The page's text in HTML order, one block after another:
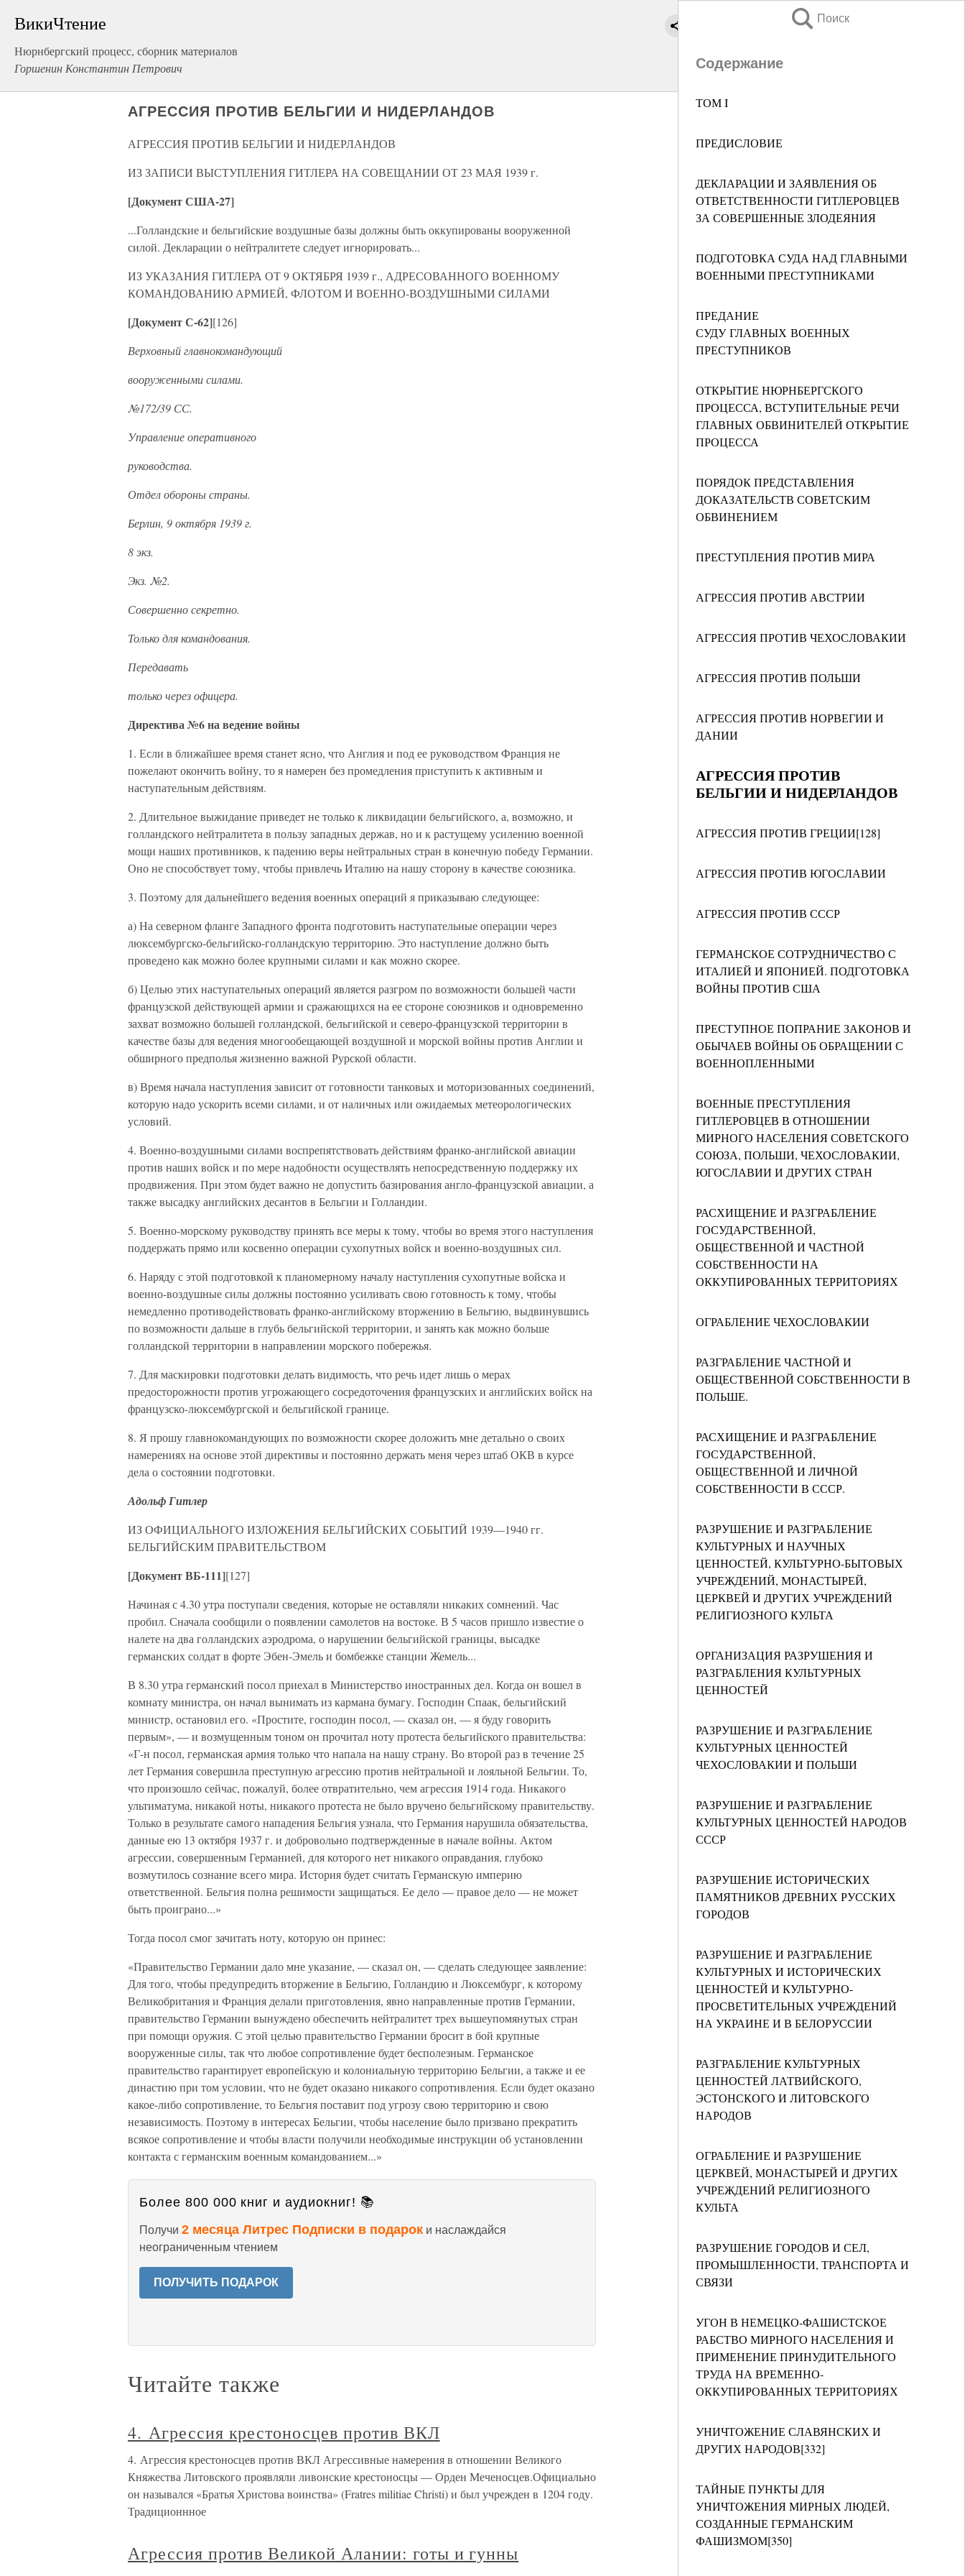
ВикиЧтение
Нюрнбергский процесс, сборник материалов
Горшенин Константин Петрович
Поиск
Содержание
ТОМ I
ПРЕДИСЛОВИЕ
ДЕКЛАРАЦИИ И ЗАЯВЛЕНИЯ ОБ
ОТВЕТСТВЕННОСТИ ГИТЛЕРОВЦЕВ
ЗА СОВЕРШЕННЫЕ ЗЛОДЕЯНИЯ
ПОДГОТОВКА СУДА НАД ГЛАВНЫМИ
ВОЕННЫМИ ПРЕСТУПНИКАМИ
ПРЕДАНИЕ
СУДУ ГЛАВНЫХ ВОЕННЫХ
ПРЕСТУПНИКОВ
ОТКРЫТИЕ НЮРНБЕРГСКОГО
ПРОЦЕССА, ВСТУПИТЕЛЬНЫЕ РЕЧИ
ГЛАВНЫХ ОБВИНИТЕЛЕЙ ОТКРЫТИЕ
ПРОЦЕССА
ПОРЯДОК ПРЕДСТАВЛЕНИЯ
ДОКАЗАТЕЛЬСТВ СОВЕТСКИМ
ОБВИНЕНИЕМ
ПРЕСТУПЛЕНИЯ ПРОТИВ МИРА
АГРЕССИЯ ПРОТИВ АВСТРИИ
АГРЕССИЯ ПРОТИВ ЧЕХОСЛОВАКИИ
АГРЕССИЯ ПРОТИВ ПОЛЬШИ
АГРЕССИЯ ПРОТИВ НОРВЕГИИ И
ДАНИИ
АГРЕССИЯ ПРОТИВ
БЕЛЬГИИ И НИДЕРЛАНДОВ
АГРЕССИЯ ПРОТИВ ГРЕЦИИ[128]
АГРЕССИЯ ПРОТИВ ЮГОСЛАВИИ
АГРЕССИЯ ПРОТИВ СССР
ГЕРМАНСКОЕ СОТРУДНИЧЕСТВО С
ИТАЛИЕЙ И ЯПОНИЕЙ. ПОДГОТОВКА
ВОЙНЫ ПРОТИВ США
ПРЕСТУПНОЕ ПОПРАНИЕ ЗАКОНОВ И
ОБЫЧАЕВ ВОЙНЫ ОБ ОБРАЩЕНИИ С
ВОЕННОПЛЕННЫМИ
ВОЕННЫЕ ПРЕСТУПЛЕНИЯ
ГИТЛЕРОВЦЕВ В ОТНОШЕНИИ
МИРНОГО НАСЕЛЕНИЯ СОВЕТСКОГО
СОЮЗА, ПОЛЬШИ, ЧЕХОСЛОВАКИИ,
ЮГОСЛАВИИ И ДРУГИХ СТРАН
РАСХИЩЕНИЕ И РАЗГРАБЛЕНИЕ
ГОСУДАРСТВЕННОЙ,
ОБЩЕСТВЕННОЙ И ЧАСТНОЙ
СОБСТВЕННОСТИ НА
ОККУПИРОВАННЫХ ТЕРРИТОРИЯХ
ОГРАБЛЕНИЕ ЧЕХОСЛОВАКИИ
РАЗГРАБЛЕНИЕ ЧАСТНОЙ И
ОБЩЕСТВЕННОЙ СОБСТВЕННОСТИ В
ПОЛЬШЕ.
РАСХИЩЕНИЕ И РАЗГРАБЛЕНИЕ
ГОСУДАРСТВЕННОЙ,
ОБЩЕСТВЕННОЙ И ЛИЧНОЙ
СОБСТВЕННОСТИ В СССР.
РАЗРУШЕНИЕ И РАЗГРАБЛЕНИЕ
КУЛЬТУРНЫХ И НАУЧНЫХ
ЦЕННОСТЕЙ, КУЛЬТУРНО-БЫТОВЫХ
УЧРЕЖДЕНИЙ, МОНАСТЫРЕЙ,
ЦЕРКВЕЙ И ДРУГИХ УЧРЕЖДЕНИЙ
РЕЛИГИОЗНОГО КУЛЬТА
ОРГАНИЗАЦИЯ РАЗРУШЕНИЯ И
РАЗГРАБЛЕНИЯ КУЛЬТУРНЫХ
ЦЕННОСТЕЙ
РАЗРУШЕНИЕ И РАЗГРАБЛЕНИЕ
КУЛЬТУРНЫХ ЦЕННОСТЕЙ
ЧЕХОСЛОВАКИИ И ПОЛЬШИ
РАЗРУШЕНИЕ И РАЗГРАБЛЕНИЕ
КУЛЬТУРНЫХ ЦЕННОСТЕЙ НАРОДОВ
СССР
РАЗРУШЕНИЕ ИСТОРИЧЕСКИХ
ПАМЯТНИКОВ ДРЕВНИХ РУССКИХ
ГОРОДОВ
РАЗРУШЕНИЕ И РАЗГРАБЛЕНИЕ
КУЛЬТУРНЫХ И ИСТОРИЧЕСКИХ
ЦЕННОСТЕЙ И КУЛЬТУРНО-
ПРОСВЕТИТЕЛЬНЫХ УЧРЕЖДЕНИЙ
НА УКРАИНЕ И В БЕЛОРУССИИ
РАЗГРАБЛЕНИЕ КУЛЬТУРНЫХ
ЦЕННОСТЕЙ ЛАТВИЙСКОГО,
ЭСТОНСКОГО И ЛИТОВСКОГО
НАРОДОВ
ОГРАБЛЕНИЕ И РАЗРУШЕНИЕ
ЦЕРКВЕЙ, МОНАСТЫРЕЙ И ДРУГИХ
УЧРЕЖДЕНИЙ РЕЛИГИОЗНОГО
КУЛЬТА
РАЗРУШЕНИЕ ГОРОДОВ И СЕЛ,
ПРОМЫШЛЕННОСТИ, ТРАНСПОРТА И
СВЯЗИ
УГОН В НЕМЕЦКО-ФАШИСТСКОЕ
РАБСТВО МИРНОГО НАСЕЛЕНИЯ И
ПРИМЕНЕНИЕ ПРИНУДИТЕЛЬНОГО
ТРУДА НА ВРЕМЕННО-
ОККУПИРОВАННЫХ ТЕРРИТОРИЯХ
УНИЧТОЖЕНИЕ СЛАВЯНСКИХ И
ДРУГИХ НАРОДОВ[332]
ТАЙНЫЕ ПУНКТЫ ДЛЯ
УНИЧТОЖЕНИЯ МИРНЫХ ЛЮДЕЙ,
СОЗДАННЫЕ ГЕРМАНСКИМ
ФАШИЗМОМ[350]
АГРЕССИЯ ПРОТИВ БЕЛЬГИИ И НИДЕРЛАНДОВ
АГРЕССИЯ ПРОТИВ БЕЛЬГИИ И НИДЕРЛАНДОВ
ИЗ ЗАПИСИ ВЫСТУПЛЕНИЯ ГИТЛЕРА НА СОВЕЩАНИИ ОТ 23 МАЯ 1939 г.
[Документ США-27]
...Голландские и бельгийские воздушные базы должны быть оккупированы вооруженной
силой. Декларации о нейтралитете следует игнорировать...
ИЗ УКАЗАНИЯ ГИТЛЕРА ОТ 9 ОКТЯБРЯ 1939 г., АДРЕСОВАННОГО ВОЕННОМУ
КОМАНДОВАНИЮ АРМИЕЙ, ФЛОТОМ И ВОЕННО-ВОЗДУШНЫМИ СИЛАМИ
[Документ С-62][126]
Верховный главнокомандующий
вооруженными силами.
№172/39 СС.
Управление оперативного
руководства.
Отдел обороны страны.
Берлин, 9 октября 1939 г.
8 экз.
Экз. №2.
Совершенно секретно.
Только для командования.
Передавать
только через офицера.
Директива №6 на ведение войны
1. Если в ближайшее время станет ясно, что Англия и под ее руководством Франция не
пожелают окончить войну, то я намерен без промедления приступить к активным и
наступательным действиям.
2. Длительное выжидание приведет не только к ликвидации бельгийского, а, возможно, и
голландского нейтралитета в пользу западных держав, но и к растущему усилению военной
мощи наших противников, к падению веры нейтральных стран в конечную победу Германии.
Оно не способствует тому, чтобы привлечь Италию на нашу сторону в качестве союзника.
3. Поэтому для дальнейшего ведения военных операций я приказываю следующее:
а) На северном фланге Западного фронта подготовить наступательные операции через
люксембургско-бельгийско-голландскую территорию. Это наступление должно быть
проведено как можно более крупными силами и как можно скорее.
б) Целью этих наступательных операций является разгром по возможности большей части
французской действующей армии и сражающихся на ее стороне союзников и одновременно
захват возможно большей голландской, бельгийской и северо-французской территории в
качестве базы для ведения многообещающей воздушной и морской войны против Англии и
обширного предполья жизненно важной Рурской области.
в) Время начала наступления зависит от готовности танковых и моторизованных соединений,
которую надо ускорить всеми силами, и от наличных или ожидаемых метеорологических
условий.
4. Военно-воздушными силами воспрепятствовать действиям франко-английской авиации
против наших войск и по мере надобности осуществлять непосредственную поддержку их
продвижения. При этом будет важно не допустить базирования англо-французской авиации, а
также высадку английских десантов в Бельгии и Голландии.
5. Военно-морскому руководству принять все меры к тому, чтобы во время этого наступления
поддержать прямо или косвенно операции сухопутных войск и военно-воздушных сил.
6. Наряду с этой подготовкой к планомерному началу наступления сухопутные войска и
военно-воздушные силы должны постоянно усиливать свою готовность к тому, чтобы
немедленно противодействовать франко-английскому вторжению в Бельгию, выдвинувшись
по возможности дальше в глубь бельгийской территории, и занять как можно больше
голландской территории в направлении морского побережья.
7. Для маскировки подготовки делать видимость, что речь идет лишь о мерах
предосторожности против угрожающего сосредоточения французских и английских войск на
французско-люксембургской и бельгийской границе.
8. Я прошу главнокомандующих по возможности скорее доложить мне детально о своих
намерениях на основе этой директивы и постоянно держать меня через штаб ОКВ в курсе
дела о состоянии подготовки.
Адольф Гитлер
ИЗ ОФИЦИАЛЬНОГО ИЗЛОЖЕНИЯ БЕЛЬГИЙСКИХ СОБЫТИЙ 1939—1940 гг.
БЕЛЬГИЙСКИМ ПРАВИТЕЛЬСТВОМ
[Документ ВБ-111][127]
Начиная с 4.30 утра поступали сведения, которые не оставляли никаких сомнений. Час
пробил. Сначала сообщили о появлении самолетов на востоке. В 5 часов пришло известие о
налете на два голландских аэродрома, о нарушении бельгийской границы, высадке
германских солдат в форте Эбен-Эмель и бомбежке станции Жемель...
В 8.30 утра германский посол приехал в Министерство иностранных дел. Когда он вошел в
комнату министра, он начал вынимать из кармана бумагу. Господин Спаак, бельгийский
министр, остановил его. «Простите, господин посол, — сказал он, — я буду говорить
первым», — и возмущенным тоном он прочитал ноту протеста бельгийского правительства:
«Г-н посол, германская армия только что напала на нашу страну. Во второй раз в течение 25
лет Германия совершила преступную агрессию против нейтральной и лояльной Бельгии. То,
что произошло сейчас, пожалуй, более отвратительно, чем агрессия 1914 года. Никакого
ультиматума, никакой ноты, никакого протеста не было вручено бельгийскому правительству.
Только в результате самого нападения Бельгия узнала, что Германия нарушила обязательства,
данные ею 13 октября 1937 г. и добровольно подтвержденные в начале войны. Актом
агрессии, совершенным Германией, для которого нет никакого оправдания, глубоко
возмутилось сознание всего мира. История будет считать Германскую империю
ответственной. Бельгия полна решимости защищаться. Ее дело — правое дело — не может
быть проиграно...»
Тогда посол смог зачитать ноту, которую он принес:
«Правительство Германии дало мне указание, — сказал он, — сделать следующее заявление:
Для того, чтобы предупредить вторжение в Бельгию, Голландию и Люксембург, к которому
Великобритания и Франция делали приготовления, явно направленные против Германии,
правительство Германии вынуждено обеспечить нейтралитет трех вышеупомянутых стран
при помощи оружия. С этой целью правительство Германии бросит в бой крупные
вооруженные силы, так что любое сопротивление будет бесполезным. Германское
правительство гарантирует европейскую и колониальную территорию Бельгии, а также и ее
династию при том условии, что не будет оказано никакого сопротивления. Если будет оказано
какое-либо сопротивление, то Бельгия поставит под угрозу свою территорию и свою
независимость. Поэтому в интересах Бельгии, чтобы население было призвано прекратить
всякое сопротивление и чтобы власти получили необходимые инструкции об установлении
контакта с германским военным командованием...»
Более 800 000 книг и аудиокниг! 📚
Получи 2 месяца Литрес Подписки в подарок и наслаждайся
неограниченным чтением
ПОЛУЧИТЬ ПОДАРОК
Читайте также
4. Агрессия крестоносцев против ВКЛ
4. Агрессия крестоносцев против ВКЛ Агрессивные намерения в отношении Великого
Княжества Литовского проявляли ливонские крестоносцы — Орден Меченосцев.Официально
он назывался «Братья Христова воинства» (Fratres militiae Christi) и был учрежден в 1204 году.
Традиционнное
Агрессия против Великой Алании: готы и гунны